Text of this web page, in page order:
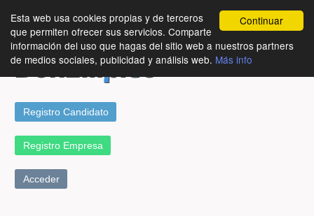
Continuar
Esta web usa cookies propias y de terceros
que permiten ofrecer sus servicios. Comparte
información del uso que hagas del sitio web a nuestros partners
de medios sociales, publicidad y análisis web. Más info
Registro Candidato
Registro Empresa
Acceder